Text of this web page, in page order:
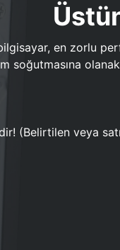
en zorlu
soğutmasına
(Belirtilen veya